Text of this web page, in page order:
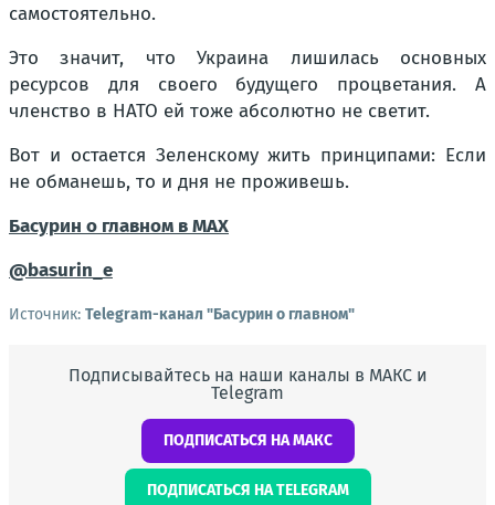
самостоятельно.
Это значит, что Украина лишилась основных
ресурсов для своего будущего процветания. А
членство в НАТО ей тоже абсолютно не светит.
Вот и остается Зеленскому жить принципами: Если
не обманешь, то и дня не проживешь.
Басурин о главном вМАX
@basurin_e
Источник: Telegram-канал "Басурин о главном"
Подписывайтесь на наши каналы в МАКС и
Telegram
ПОДПИСАТЬСЯ НА МАКС
ПОДПИСАТЬСЯ НА TELEGRAM